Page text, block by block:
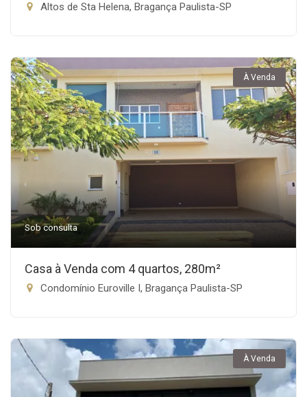
Altos de Sta Helena, Bragança Paulista-SP
À Venda
Sob consulta
Casa à Venda com 4 quartos, 280m²
Condomínio Euroville I, Bragança Paulista-SP
À Venda